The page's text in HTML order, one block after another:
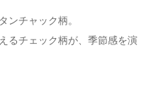
ンチャック柄。
るチェック柄が、季節感を演